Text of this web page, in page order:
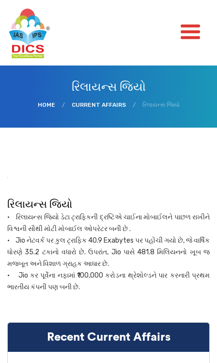
રિલાયન્સ જિયો
HOME / CURRENT AFFAIRS / રિલાયન્સ જિયો
રિલાયન્સ જિયો
• રિલાયન્સ જિયો ડેટા ટ્રાફિકની દ્રષ્ટિએ ચાઈના મોબાઈલને પાછળ રાખીને
વિશ્વની સૌથી મોટી મોબાઈલ ઓપરેટર બની છે .
• Jio નેટવર્ક પર કુલ ટ્રાફિક 40.9 Exabytes પર પહોંચી ગયો છે, જે વાર્ષિક
ધોરણે 35.2 ટકાનો વધારો છે. ઉપરાંત, Jio પાસે 481.8 મિલિયનનો ખૂબ જ
મજબૂત અને વિશાળ ગ્રાહક આધાર છે.
• Jio કર પૂર્વેના નફામાં ₹100,000 કરોડના થ્રેશોલ્ડને પાર કરનારી પ્રથમ
ભારતીય કંપની પણ બની છે.
Recent Current Affairs